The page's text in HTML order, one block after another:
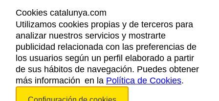
AVISO LEGAL
POLÍTICA DE PRIVACIDAD
COOKIES
ACCESSIBILIDAD
Copyright © 2026. Agencia Catalana de Turismo. Todos los derechos
Cookies catalunya.com
Utilizamos cookies propias y de terceros para
analizar nuestros servicios y mostrarte
publicidad relacionada con las preferencias de
los usuarios según un perfil elaborado a partir
de sus hábitos de navegación. Puedes obtener
más información en la Política de Cookies.